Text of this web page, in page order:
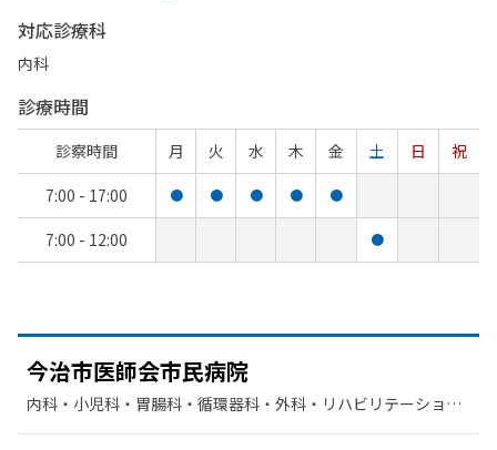
対応診療科
内科
診療時間
診察時間 月 火 水 木 金 土 日
祝
7:00 - 17:00
● ● ● ● ●
7:00 - 12:00 ●
今治市医師会市民病院
内科・​小児科・​胃腸科・​循環器科・​外科・​リハビリテーショ